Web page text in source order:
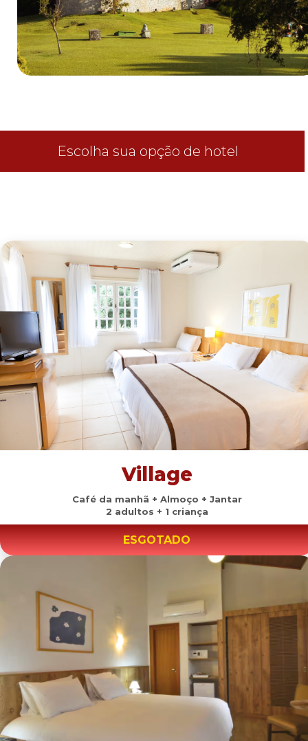
Escolha sua opção de hotel
Village
Café da manhã + Almoço + Jantar
2 adultos + 1 criança
ESGOTADO